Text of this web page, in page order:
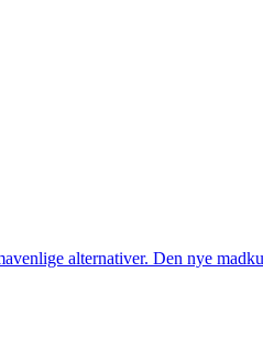
alternativer. Den nye